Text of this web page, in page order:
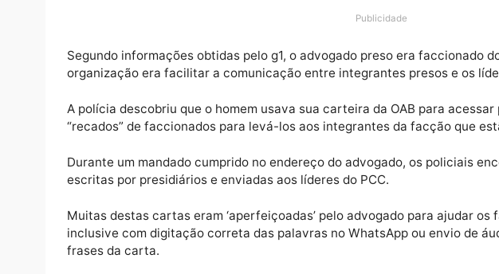
Um advogado de Rondônia está entre os 50 presos pela Polícia
drogas no estado.
Publicidade
organização era facilitar a comunicação entre integrantes presos
“recados” de faccionados para levá-los aos integrantes da